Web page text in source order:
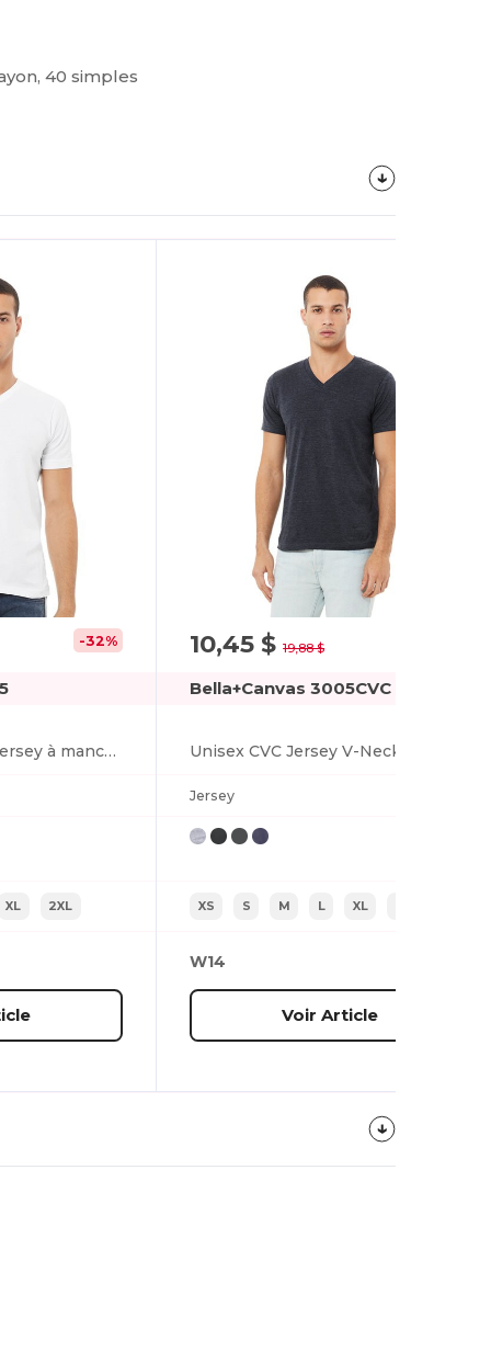
40 simples
-32%
T-shirt unisexe en jersey à manches courtes et col en V
XL 2XL
10,45 $19,88 $
Bella+Canvas 3005CVC
Unisex CVC Jersey V-Neck T-Shirt
Jersey
XS S M L XL
W14
Voir Article